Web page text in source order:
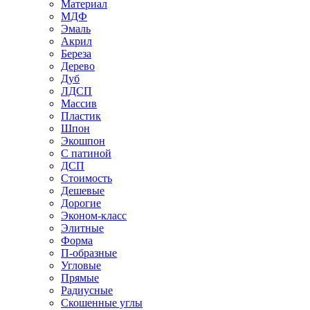
Материал
МДФ
Эмаль
Акрил
Береза
Дерево
Дуб
ЛДСП
Массив
Пластик
Шпон
Экошпон
С патиной
ДСП
Стоимость
Дешевые
Дорогие
Эконом-класс
Элитные
Форма
П-образные
Угловые
Прямые
Радиусные
Скошенные углы